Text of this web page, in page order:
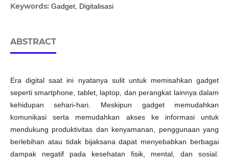
Keywords: Gadget, Digitalisasi
ABSTRACT
Era digital saat ini nyatanya sulit untuk memisahkan gadget
seperti smartphone, tablet, laptop, dan perangkat lainnya dalam
kehidupan sehari-hari. Meskipun gadget memudahkan
komunikasi serta memudahkan akses ke informasi untuk
mendukung produktivitas dan kenyamanan, penggunaan yang
berlebihan atau tidak bijaksana dapat menyebabkan berbagai
dampak negatif pada kesehatan fisik, mental, dan sosial.